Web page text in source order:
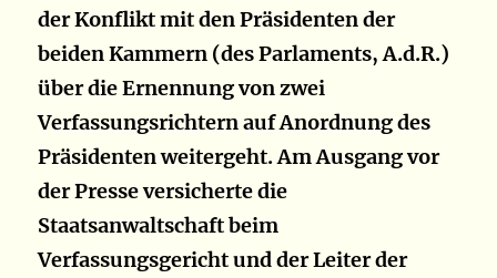
der Konflikt mit den Präsidenten der
beiden Kammern (des Parlaments, A.d.R.)
über die Ernennung von zwei
Verfassungsrichtern auf Anordnung des
Präsidenten weitergeht. Am Ausgang vor
der Presse versicherte die
Staatsanwaltschaft beim
Verfassungsgericht und der Leiter der